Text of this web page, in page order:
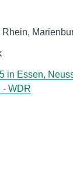
Rhein,
in Essen,
- WDR